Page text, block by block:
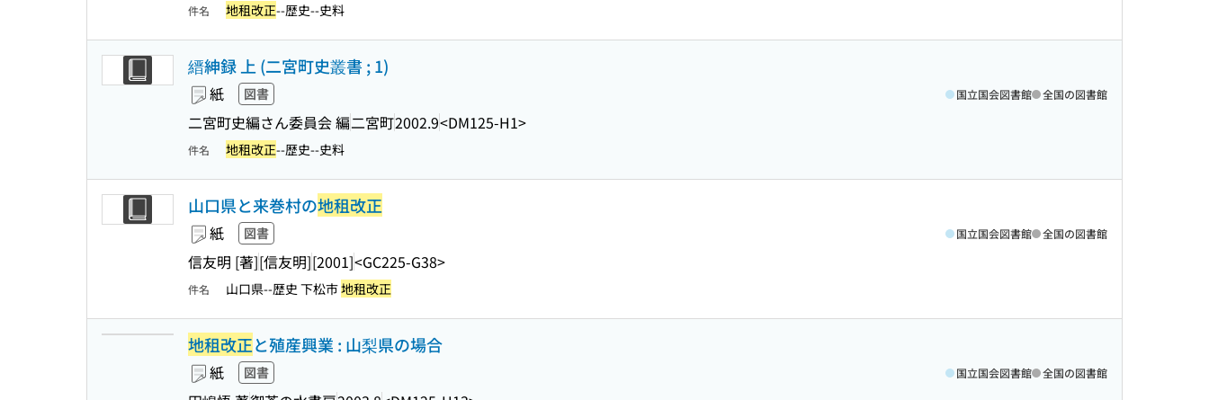
件名 地租改正--歴史--史料
縉紳録 上 (二宮町史叢書 ; 1)
紙 図書
二宮町史編さん委員会 編二宮町2002.9<DM125-H1>
国立国会図書館 全国の図書館
件名 地租改正--歴史--史料
山口県と来巻村の地租改正
紙 図書
信友明 [著][信友明][2001]<GC225-G38>
国立国会図書館 全国の図書館
件名 山口県--歴史 下松市地租改正
地租改正と殖産興業 : 山梨県の場合
紙 図書 国立国会図書館 全国の図書館